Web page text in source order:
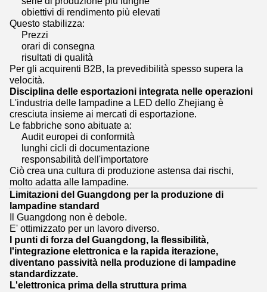
obiettivi di rendimento più elevati
Questo stabilizza:
Prezzi
orari di consegna
risultati di qualità
Per gli acquirenti B2B, la prevedibilità spesso supera la
velocità.
Disciplina delle esportazioni integrata nelle operazioni
L'industria delle lampadine a LED dello Zhejiang è
cresciuta insieme ai mercati di esportazione.
Le fabbriche sono abituate a:
Audit europei di conformità
lunghi cicli di documentazione
responsabilità dell'importatore
Ciò crea una cultura di produzione astensa dai rischi,
molto adatta alle lampadine.
Limitazioni del Guangdong per la produzione di
lampadine standard
Il Guangdong non è debole.
E' ottimizzato per un lavoro diverso.
I punti di forza del Guangdong, la flessibilità,
l'integrazione elettronica e la rapida iterazione,
diventano passività nella produzione di lampadine
standardizzate.
L'elettronica prima della struttura prima